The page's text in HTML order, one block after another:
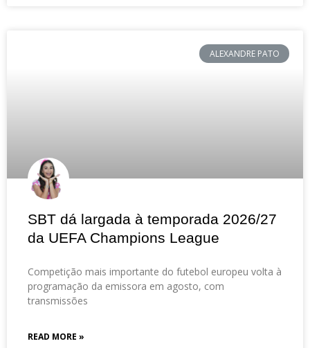
ALEXANDRE PATO
SBT dá largada à temporada 2026/27
da UEFA Champions League
Competição mais importante do futebol europeu volta à
programação da emissora em agosto, com
transmissões
READ MORE »